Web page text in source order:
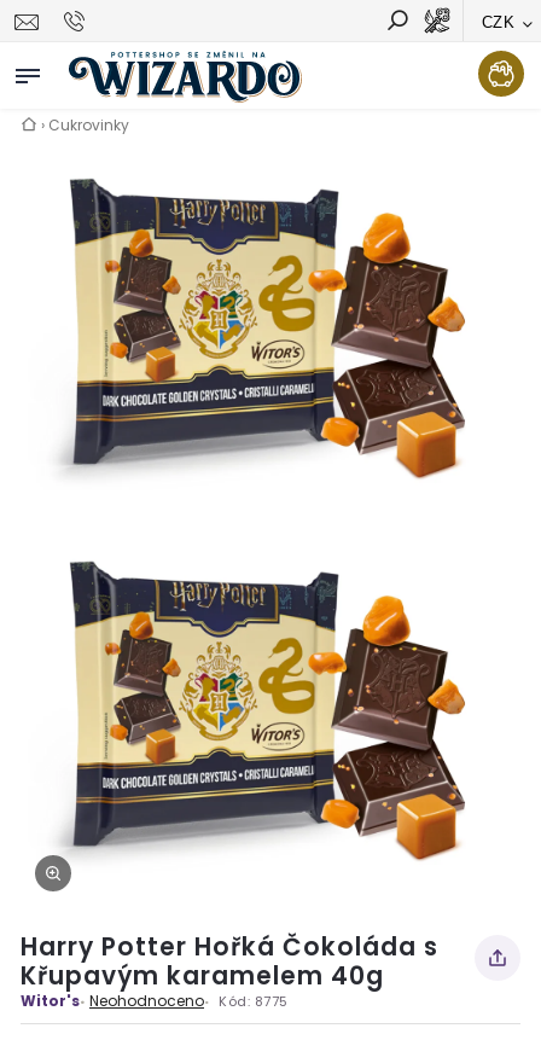
CZK
Vyhledávání Hledat
› Cukrovinky
Harry Potter Hořká Čokoláda s
Křupavým karamelem 40g
Witor's Neohodnoceno Kód: 8775